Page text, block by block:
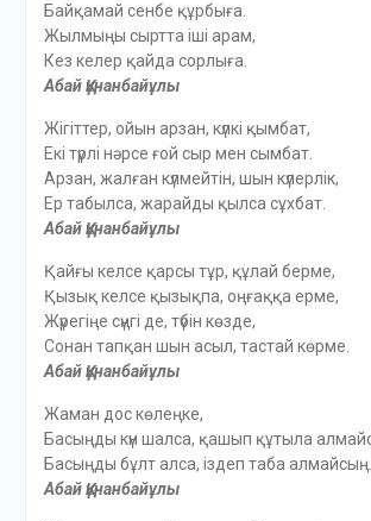
Байқамай сенбе құрбыға.
Жылмыңы сыртта іші арам,
Кез келер қайда сорлыға.
Абай Құнанбайұлы
Жігіттер, ойын арзан, күлкі қымбат,
Екі түрлі нәрсе ғой сыр мен сымбат.
Арзан, жалған күлмейтін, шын күлерлік,
Ер табылса, жарайды қылса сұхбат.
Абай Құнанбайұлы
Қайғы келсе қарсы тұр, құлай берме,
Қызық келсе қызықпа, оңғаққа ерме,
Жүрегіңе сүңгі де, түбін көзде,
Сонан тапқан шын асыл, тастай көрме.
Абай Құнанбайұлы
Жаман дос көлеңке,
Басыңды күн шалса, қашып құтыла
Басыңды бұлт алса, іздеп таба алмайсың.
Абай Құнанбайұлы